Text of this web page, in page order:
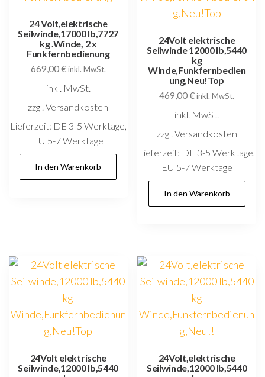
24 Volt,elektrische
Seilwinde,17000 lb,7727
kg .Winde, 2 x
Funkfernbedienung
669,00€inkl. MwSt.
inkl. MwSt.
zzgl. Versandkosten
Lieferzeit: DE 3-5 Werktage,
EU 5-7 Werktage
In den Warenkorb
24Volt elektrische
Seilwinde 12000 lb,5440
kg
Winde,Funkfernbedien
ung,Neu!Top
469,00€inkl. MwSt.
inkl. MwSt.
zzgl. Versandkosten
Lieferzeit: DE 3-5 Werktage,
EU 5-7 Werktage
In den Warenkorb
24Volt elektrische
Seilwinde,12000 lb,5440
24Volt,elektrische
Seilwinde,12000 lb,5440